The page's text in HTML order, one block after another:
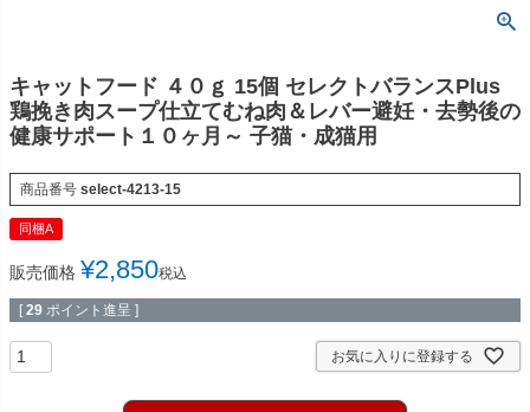
キャットフード ４０ｇ 15個 セレクトバランスPlus
鶏挽き肉スープ仕立てむね肉＆レバー避妊・去勢後の
健康サポート１０ヶ月～ 子猫・成猫用
商品番号 select-4213-15
同梱A
販売価格 ¥2,850税込
[ 29 ポイント進呈 ]
お気に入りに登録する